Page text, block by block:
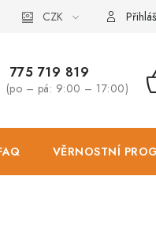
osobních údajů Zásady
CZK
775 719 819
(po – pá: 9:00 – 17:00)
VĚRNOSTNÍ